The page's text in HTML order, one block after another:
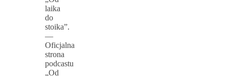
laika
do
stoika”.
—
Oficjalna
strona
podcastu
„Od